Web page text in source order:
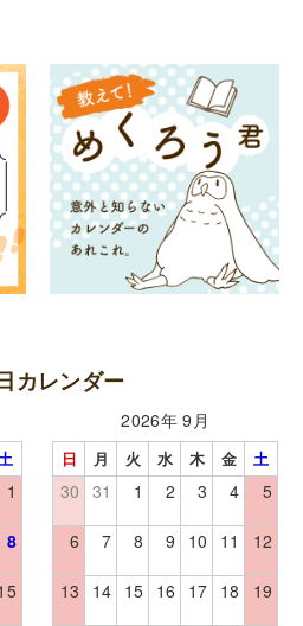
カレンダー
1
8
2026年 9月
日 月 火 水 木 金 土
30 31 1 2 3 4 5
6 7 8 9 10 11 12
13 14 15 16 17 18 19